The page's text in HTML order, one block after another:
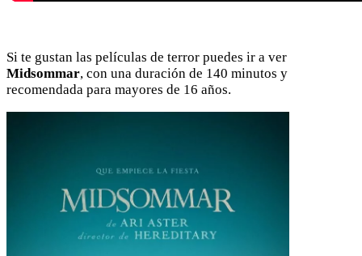
Si te gustan las películas de terror puedes ir a ver
Midsommar, con una duración de 140 minutos y
recomendada para mayores de 16 años.